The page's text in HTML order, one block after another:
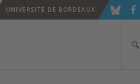
UNIVERSITÉ DE BORDEAUX